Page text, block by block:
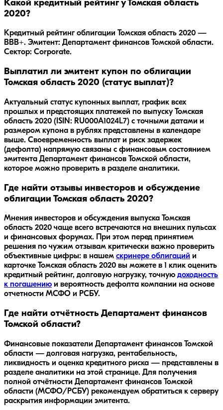
Какой кредитный рейтинг у Томская область
2020?
Кредитный рейтинг облигации Томская область 2020 —
BBB+. Эмитент: Департамент финансов Томской области.
Сектор: Corporate.
Выплатил ли эмитент купон по облигации
Томская область 2020 (статус выплат)?
Актуальный статус купонных выплат, график всех
прошлых и предстоящих платежей по выпуску Томская
область 2020 (ISIN: RU000A1024L7) с точными датами и
размером купона в рублях представлены в календаре
выше. Своевременность выплат и риск задержек
(дефолта) напрямую связаны с финансовым состоянием
эмитента Департамент финансов Томской области,
которое можно проверить в разделе аналитики.
Где найти отзывы инвесторов и обсуждение
облигации Томская область 2020?
Мнения инвесторов и обсуждения выпуска Томская
область 2020 чаще всего встречаются на внешних пульсах
и финансовых форумах. При этом перед принятием
решения по чужим отзывам критически важно проверить
объективные цифры: в нашем скринере облигаций и
карточке Томская область 2020 вы можете в 1 клик оценить
кредитный рейтинг, долговую нагрузку, точную доходность
к погашению и вероятность дефолта компании на основе
отчетности МСФО и РСБУ.
Где найти отчётность Департамент финансов
Томской области?
Финансовые показатели Департамент финансов Томской
области — долговая нагрузка, рентабельность,
ликвидность и оценка кредитного риска — представлены в
разделе аналитики на этой странице. Для получения
полной отчётности Департамент финансов Томской
области (МСФО/РСБУ) рекомендуем обратиться к серверу
раскрытия информации эмитента.